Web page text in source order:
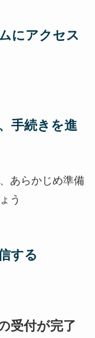
にアクセス
手続きを進
あらかじめ準備
う
する
受付が完了